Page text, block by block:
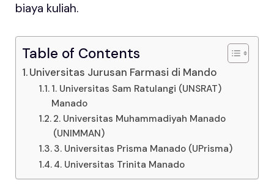
biaya kuliah.
Table of Contents
Universitas Jurusan Farmasi di Mando
1. Universitas Sam Ratulangi (UNSRAT)
Manado
2. Universitas Muhammadiyah Manado
(UNIMMAN)
3. Universitas Prisma Manado (UPrisma)
4. Universitas Trinita Manado